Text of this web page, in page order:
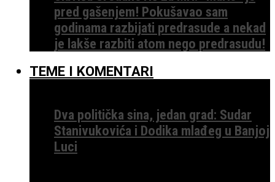
pred gašenjem! Pokušavao sam
godinama razbijati predrasude a nekad
je lakše razbiti atom nego predrasudu!
TEME I KOMENTARI
Dva politička sina, jedan grad: Sudar
Stanivukovića i Dodika mlađeg u Banjoj
Luci